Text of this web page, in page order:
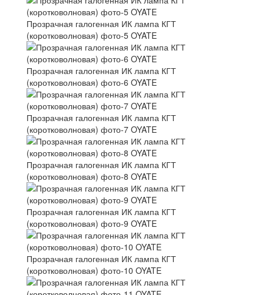
Прозрачная галогенная ИК лампа КГТ
(коротковолновая) фото-5 OYATE
Прозрачная галогенная ИК лампа КГТ
(коротковолновая) фото-6 OYATE
Прозрачная галогенная ИК лампа КГТ
(коротковолновая) фото-7 OYATE
Прозрачная галогенная ИК лампа КГТ
(коротковолновая) фото-8 OYATE
Прозрачная галогенная ИК лампа КГТ
(коротковолновая) фото-9 OYATE
Прозрачная галогенная ИК лампа КГТ
(коротковолновая) фото-10 OYATE